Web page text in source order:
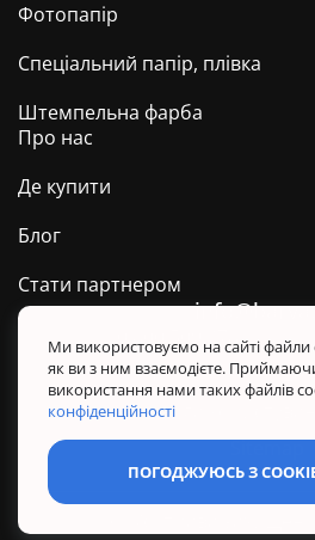
Фотопапір
Спеціальний папір, плівка
Штемпельна фарба
Про нас
Де купити
Блог
Стати партнером
Політика
Правила
Sitemap
Ми використовуємо на сайті
як ви з ним взаємодієте.
використання нами таких файлів
конфіденційності
ПОГОДЖУЮСЬ З